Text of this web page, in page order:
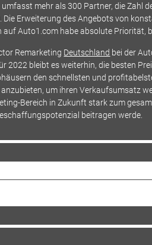
mehr als 300 Partner, die Zahl
Die Erweiterung des Angebots von
auf Auto1.com habe absolute Priorität,
Remarketing Deutschland bei der
2022 bleibt es weiterhin, die besten
den schnellsten und
um ihren Verkaufsumsatz
Bereich in Zukunft stark zum
beitragen werde.